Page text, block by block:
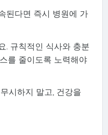
된다면 즉시 병원에 가
. 규칙적인 식사와 충분
를 줄이도록 노력해야
시하지 말고, 건강을